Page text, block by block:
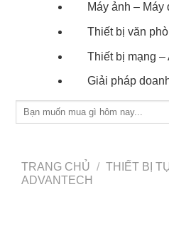
Máy ảnh – Máy
Thiết bị văn
Thiết bị mạng –
Giải pháp
kiếm:
TRANG CHỦ / THIẾT BỊ
ADVANTECH